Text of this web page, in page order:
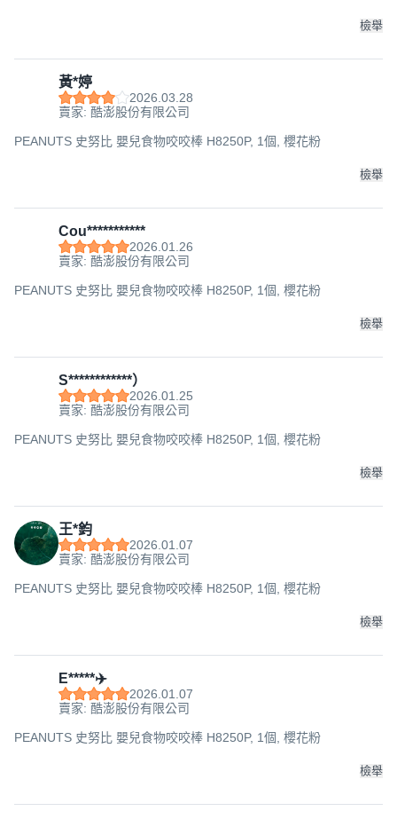
檢舉
黃*婷
2026.03.28
賣家: 酷澎股份有限公司
PEANUTS 史努比 嬰兒食物咬咬棒 H8250P, 1個, 櫻花粉
檢舉
Cou***********
2026.01.26
賣家: 酷澎股份有限公司
PEANUTS 史努比 嬰兒食物咬咬棒 H8250P, 1個, 櫻花粉
檢舉
S************）
2026.01.25
賣家: 酷澎股份有限公司
PEANUTS 史努比 嬰兒食物咬咬棒 H8250P, 1個, 櫻花粉
檢舉
王*鈞
2026.01.07
賣家: 酷澎股份有限公司
PEANUTS 史努比 嬰兒食物咬咬棒 H8250P, 1個, 櫻花粉
檢舉
E*****✈️
2026.01.07
賣家: 酷澎股份有限公司
PEANUTS 史努比 嬰兒食物咬咬棒 H8250P, 1個, 櫻花粉
檢舉